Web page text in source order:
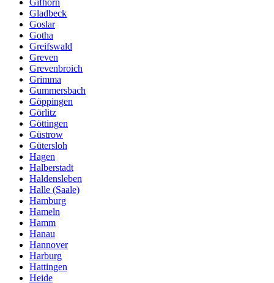
Gladbeck
Goslar
Gotha
Greifswald
Greven
Grevenbroich
Grimma
Gummersbach
Göppingen
Görlitz
Göttingen
Güstrow
Gütersloh
Hagen
Halberstadt
Haldensleben
Halle (Saale)
Hamburg
Hameln
Hamm
Hanau
Hannover
Harburg
Hattingen
Heide